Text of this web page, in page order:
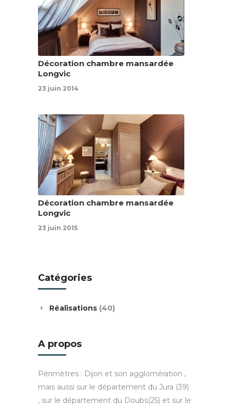
Décoration chambre mansardée
Longvic
23 juin 2014
Décoration chambre mansardée
Longvic
23 juin 2015
Catégories
Réalisations (40)
A propos
Périmètres : Dijon et son agglomération ,
mais aussi sur le département du Jura (39)
, sur le département du Doubs(25) et sur le